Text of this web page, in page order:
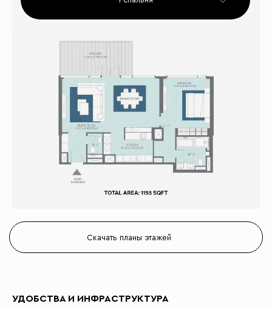
Скачать планы этажей
УДОБСТВА И ИНФРАСТРУКТУРА